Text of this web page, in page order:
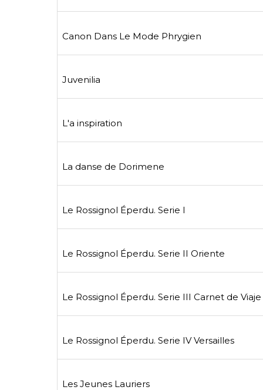
Canon Dans Le Mode Phrygien
Juvenilia
L'a inspiration
La danse de Dorimene
Le Rossignol Éperdu. Serie I
Le Rossignol Éperdu. Serie II Oriente
Le Rossignol Éperdu. Serie III Carnet de Viaje
Le Rossignol Éperdu. Serie IV Versailles
Les Jeunes Lauriers